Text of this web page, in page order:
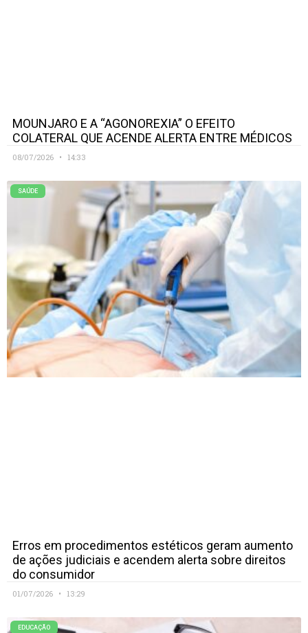
MOUNJARO E A “AGONOREXIA” O EFEITO
COLATERAL QUE ACENDE ALERTA ENTRE MÉDICOS
08/07/2026 14:33
SAÚDE
Erros em procedimentos estéticos geram aumento
de ações judiciais e acendem alerta sobre direitos
do consumidor
01/07/2026 13:29
EDUCAÇÃO